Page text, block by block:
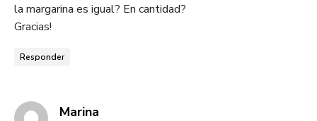
la margarina es igual? En cantidad?
Gracias!
Responder
Marina